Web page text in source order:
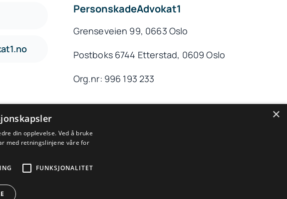
PersonskadeAdvokat1
Grenseveien 99, 0663 Oslo
Postboks 6744 Etterstad, 0609 Oslo
Org.nr: 996 193 233
trafikkskade og pasientskade.
×
din opplevelse. Ved å bruke
med retningslinjene våre for
FUNKSJONALITET